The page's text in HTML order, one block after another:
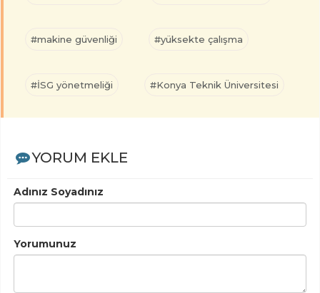
#makine güvenliği #yüksekte çalışma
#İSG yönetmeliği #Konya Teknik Üniversitesi
YORUM EKLE
Adınız Soyadınız
Yorumunuz